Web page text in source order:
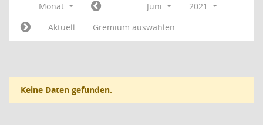
Monat Juni
2021
Aktuell
Gremium auswählen
Keine Daten gefunden.